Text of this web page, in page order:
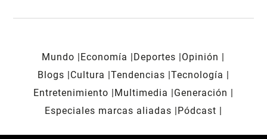
Mundo Economía Deportes
Opinión
Blogs
Cultura Tendencias Tecnología
Entretenimiento
Multimedia
Generación
Especiales marcas aliadas
Pódcast